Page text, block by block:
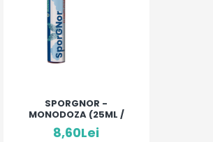
SPORGNOR -
MONODOZA (25ML /
FLACON)
8,60Lei